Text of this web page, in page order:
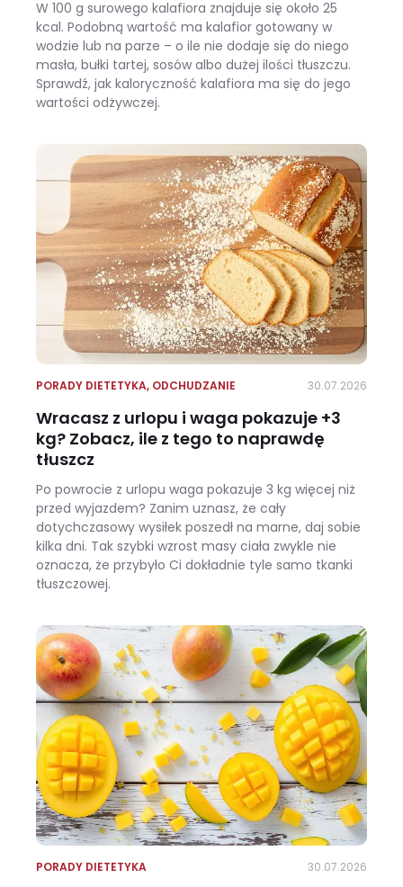
W 100 g surowego kalafiora znajduje się około 25
kcal. Podobną wartość ma kalafior gotowany w
wodzie lub na parze – o ile nie dodaje się do niego
masła, bułki tartej, sosów albo dużej ilości tłuszczu.
Sprawdź, jak kaloryczność kalafiora ma się do jego
wartości odżywczej.
PORADY DIETETYKA, ODCHUDZANIE 30.07.2026
Wracasz z urlopu i waga pokazuje +3
kg? Zobacz, ile z tego to naprawdę
tłuszcz
Po powrocie z urlopu waga pokazuje 3 kg więcej niż
przed wyjazdem? Zanim uznasz, że cały
dotychczasowy wysiłek poszedł na marne, daj sobie
kilka dni. Tak szybki wzrost masy ciała zwykle nie
oznacza, że przybyło Ci dokładnie tyle samo tkanki
tłuszczowej.
PORADY DIETETYKA 30.07.2026